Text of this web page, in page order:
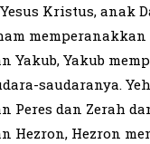
Kristus, anak
Yakub, Yakub
saudaranya.
Peres dan Zerah
Hezron, Hezron